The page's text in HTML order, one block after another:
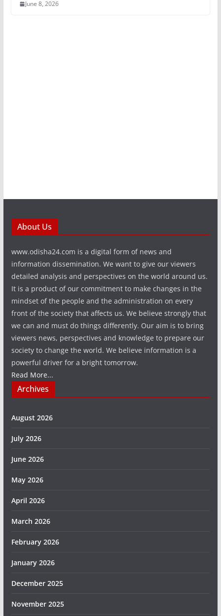
June 8, 2026
About Us
www.odisha24.com is a digital form of news and
information dissemination. We want to give our viewers
detailed analysis and perspectives on the world around us.
It is a product of our commitment to make changes in the
mindset of the people and the administration on every
front of the society that affects us. We believe strongly that
we can and must do things differently. Our aim is to bring
viewers news, perspectives and knowledge to prepare our
society to change the world. We believe information is a
powerful driver for a bright tomorrow.
Read More...
Archives
August 2026
July 2026
June 2026
May 2026
April 2026
March 2026
February 2026
January 2026
December 2025
November 2025